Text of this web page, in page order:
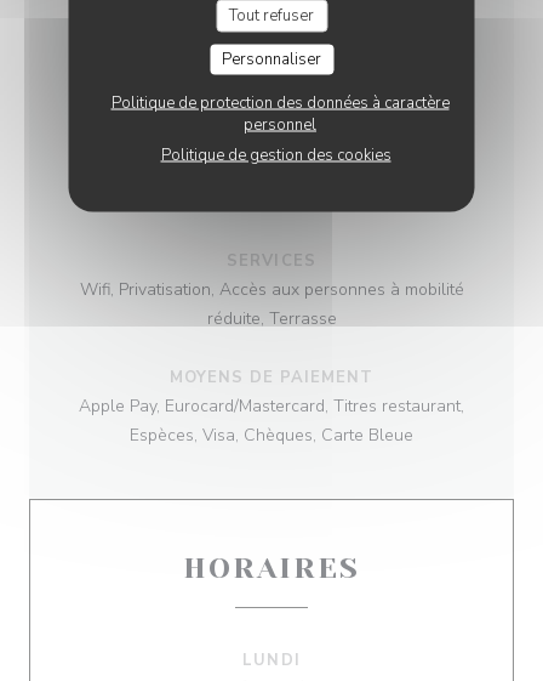
Tout refuser
Personnaliser
Politique de protection des données à caractère
personnel
Politique de gestion des cookies
CUISINE
Produits frais, Fait maison
SERVICES
Wifi, Privatisation, Accès aux personnes à mobilité
réduite, Terrasse
MOYENS DE PAIEMENT
Apple Pay, Eurocard/Mastercard, Titres restaurant,
Espèces, Visa, Chèques, Carte Bleue
HORAIRES
LUNDI